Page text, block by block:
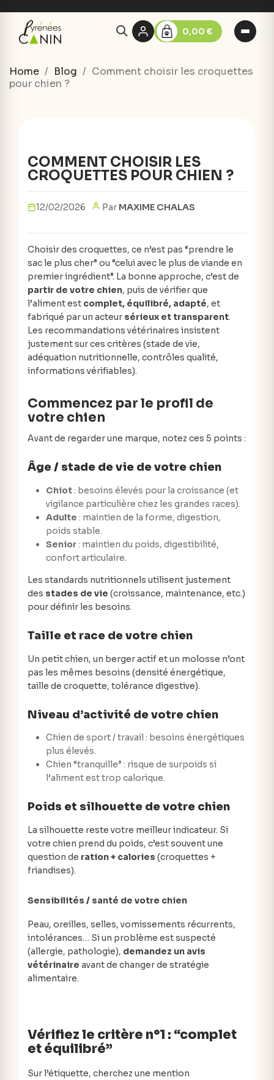
0,00 €
Home Blog
Comment choisir les croquettes
pour chien ?
COMMENT CHOISIR LES
CROQUETTES POUR CHIEN ?
12/02/2026 Par MAXIME CHALAS
Choisir des croquettes, ce n’est pas “prendre le
sac le plus cher” ou “celui avec le plus de viande en
premier ingrédient”. La bonne approche, c’est de
partir de votre chien, puis de vérifier que
l’aliment est complet, équilibré, adapté, et
fabriqué par un acteur sérieux et transparent.
Les recommandations vétérinaires insistent
justement sur ces critères (stade de vie,
adéquation nutritionnelle, contrôles qualité,
informations vérifiables).
Commencez par le profil de
votre chien
Avant de regarder une marque, notez ces 5 points :
Âge / stade de vie de votre chien
Chiot: besoins élevés pour la croissance (et
vigilance particulière chez les grandes races).
Adulte : maintien de la forme, digestion,
poids stable.
Senior: maintien du poids, digestibilité,
confort articulaire.
Les standards nutritionnels utilisent justement
des stades de vie (croissance, maintenance, etc.)
pour définir les besoins.
Taille et race de votre chien
Un petit chien, un berger actif et un molosse n’ont
pas les mêmes besoins (densité énergétique,
taille de croquette, tolérance digestive).
Niveau d’activité de votre chien
Chien de sport / travail : besoins énergétiques
plus élevés.
Chien “tranquille” : risque de surpoids si
l’aliment est trop calorique.
Poids et silhouette de votre chien
La silhouette reste votre meilleur indicateur. Si
votre chien prend du poids, c’est souvent une
question de ration + calories (croquettes +
friandises).
Sensibilités / santé de votre chien
Peau, oreilles, selles, vomissements récurrents,
intolérances… Si un problème est suspecté
(allergie, pathologie), demandez un avis
vétérinaire avant de changer de stratégie
alimentaire.
Vérifiez le critère n°1 : “complet
et équilibré”
Sur l’étiquette, cherchez une mention